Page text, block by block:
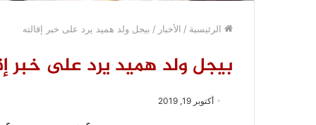
الرئيسية / الأخبار / بيجل ولد هميد يرد على خبر إقالته
بيجل ولد هميد يرد على خبر
أكتوبر 19, 2019